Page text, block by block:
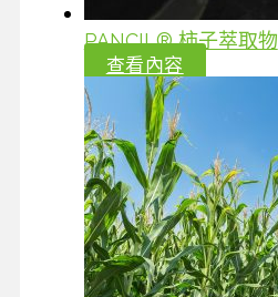
PANCIL® 柿子萃取物
查看內容